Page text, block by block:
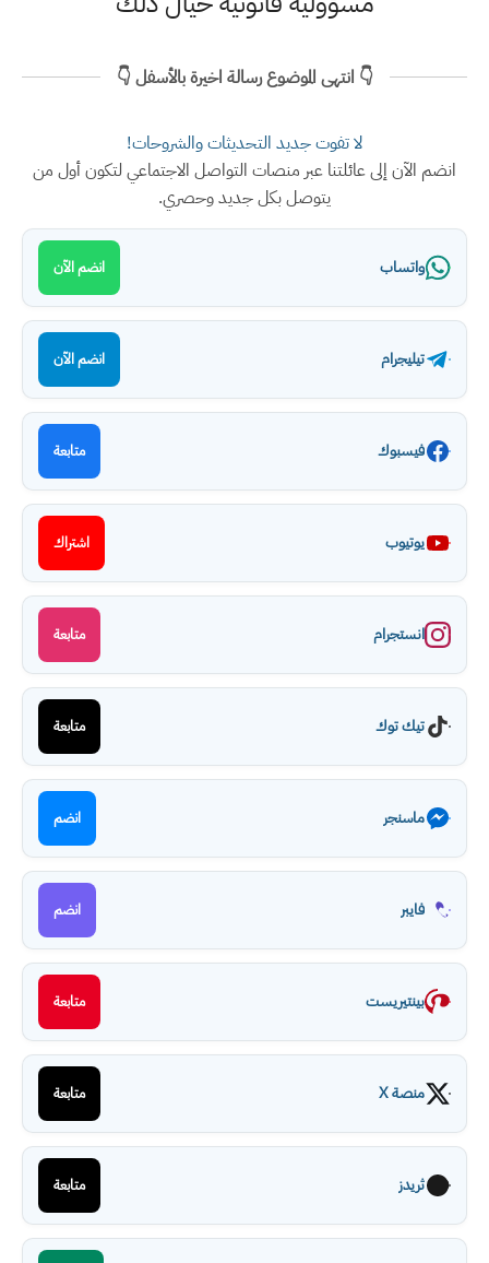
👇 انتهى الموضوع رسالة اخيرة بالأسفل 👇
لا تفوت جديد التحديثات والشروحات!
انضم الآن إلى عائلتنا عبر منصات التواصل الاجتماعي لتكون أول من
يتوصل بكل جديد وحصري.
واتساب انضم الآن
تيليجرام انضم الآن
فيسبوك متابعة
يوتيوب اشتراك
انستجرام متابعة
تيك توك متابعة
ماسنجر انضم
فايبر انضم
بينتيريست متابعة
منصة X متابعة
ثريدز متابعة